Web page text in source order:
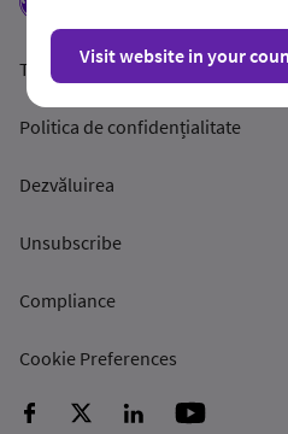
Termeni și condiții
Politica de confidențialitate
Dezvăluirea
Unsubscribe
Compliance
Cookie Preferences
Visit website in your